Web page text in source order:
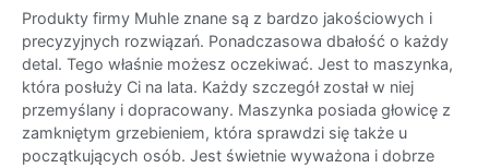
Produkty firmy Muhle znane są z bardzo jakościowych i
precyzyjnych rozwiązań. Ponadczasowa dbałość o każdy
detal. Tego właśnie możesz oczekiwać. Jest to maszynka,
która posłuży Ci na lata. Każdy szczegół został w niej
przemyślany i dopracowany. Maszynka posiada głowicę z
zamkniętym grzebieniem, która sprawdzi się także u
początkujących osób. Jest świetnie wyważona i dobrze